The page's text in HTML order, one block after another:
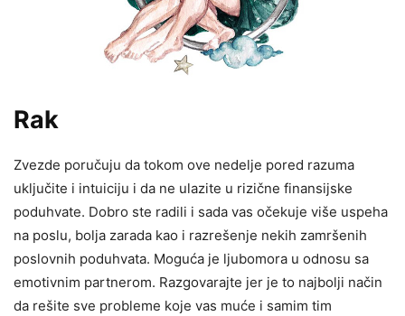
Rak
Zvezde poručuju da tokom ove nedelje pored razuma
uključite i intuiciju i da ne ulazite u rizične finansijske
poduhvate. Dobro ste radili i sada vas očekuje više uspeha
na poslu, bolja zarada kao i razrešenje nekih zamršenih
poslovnih poduhvata. Moguća je ljubomora u odnosu sa
emotivnim partnerom. Razgovarajte jer je to najbolji način
da rešite sve probleme koje vas muće i samim tim